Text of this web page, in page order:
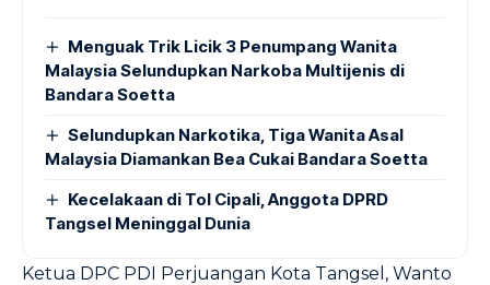
Menguak Trik Licik 3 Penumpang Wanita
Malaysia Selundupkan Narkoba Multijenis di
Bandara Soetta
Selundupkan Narkotika, Tiga Wanita Asal
Malaysia Diamankan Bea Cukai Bandara Soetta
Kecelakaan di Tol Cipali, Anggota DPRD
Tangsel Meninggal Dunia
Ketua DPC PDI Perjuangan Kota Tangsel, Wanto